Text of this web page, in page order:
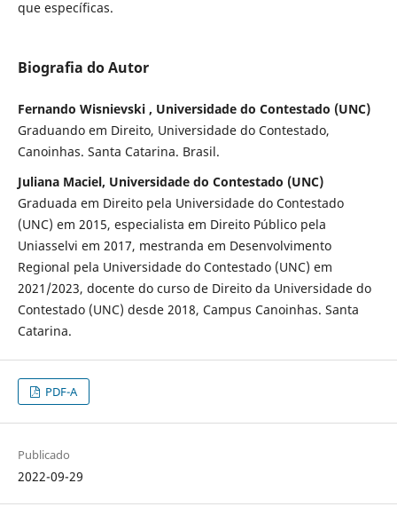
que específicas.
Biografia do Autor
Fernando Wisnievski , Universidade do Contestado (UNC)
Graduando em Direito, Universidade do Contestado,
Canoinhas. Santa Catarina. Brasil.
Juliana Maciel, Universidade do Contestado (UNC)
Graduada em Direito pela Universidade do Contestado
(UNC) em 2015, especialista em Direito Público pela
Uniasselvi em 2017, mestranda em Desenvolvimento
Regional pela Universidade do Contestado (UNC) em
2021/2023, docente do curso de Direito da Universidade do
Contestado (UNC) desde 2018, Campus Canoinhas. Santa
Catarina.
PDF-A
Publicado
2022-09-29